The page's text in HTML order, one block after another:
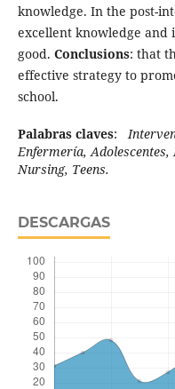
knowledge. In the post-
excellent knowledge
good. Conclusions: that
effective strategy to
school.
Palabras claves:
Enfermería,
Nursing, Teens.
DESCARGAS